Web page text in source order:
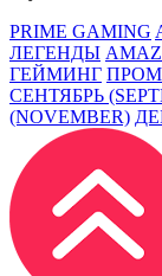
PRIME GAMING
ЛЕГЕНДЫ
ГЕЙМИНГ
СЕНТЯБРЬ
(NOVEMBER)